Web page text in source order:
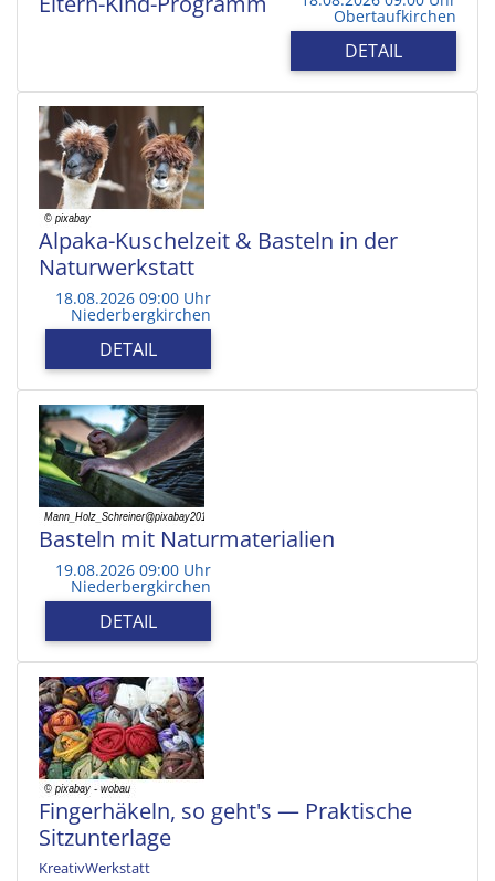
Obertaufkirchen
DETAIL
Alpaka-Kuschelzeit & Basteln in der
Naturwerkstatt
18.08.2026 09:00 Uhr
Niederbergkirchen
DETAIL
Basteln mit Naturmaterialien
19.08.2026 09:00 Uhr
Niederbergkirchen
DETAIL
Fingerhäkeln, so geht's — Praktische
Sitzunterlage
KreativWerkstatt